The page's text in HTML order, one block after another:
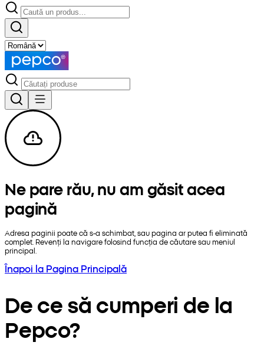
Ne pare rău, nu am găsit acea
pagină
Adresa paginii poate că s-a schimbat, sau pagina ar putea fi eliminată
complet. Revenți la navigare folosind funcția de căutare sau meniul
principal.
Înapoi la Pagina Principală
De ce să cumperi de la
Pepco?